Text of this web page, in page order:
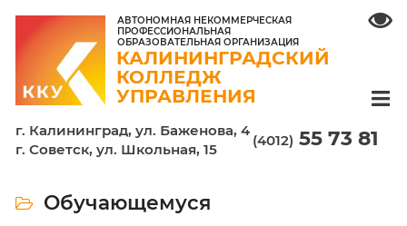
АВТОНОМНАЯ НЕКОММЕРЧЕСКАЯ
ПРОФЕССИОНАЛЬНАЯ
ОБРАЗОВАТЕЛЬНАЯ ОРГАНИЗАЦИЯ
КАЛИНИНГРАДСКИЙ
КОЛЛЕДЖ
г. Калининград, ул. Баженова, 4